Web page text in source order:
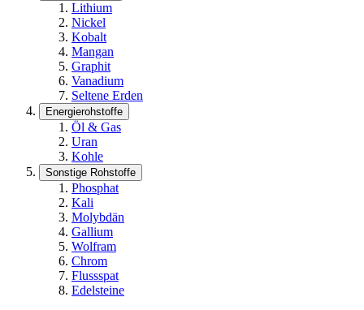
Lithium
Nickel
Kobalt
Mangan
Graphit
Vanadium
Seltene Erden
Energierohstoffe
Öl & Gas
Uran
Kohle
Sonstige Rohstoffe
Phosphat
Kali
Molybdän
Gallium
Wolfram
Chrom
Flussspat
Edelsteine